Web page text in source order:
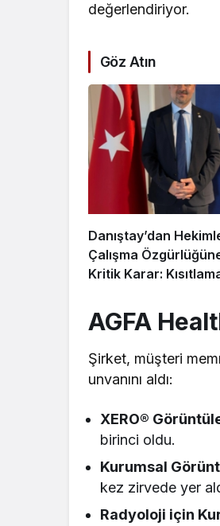
değerlendiriyor.
Göz Atın
Danıştay’dan
Çalışma
Kritik Karar:
AGFA
Şirket, müşteri
unvanını aldı:
XERO®
birinci oldu.
Kurumsal
kez zirvede yer
Radyoloji için